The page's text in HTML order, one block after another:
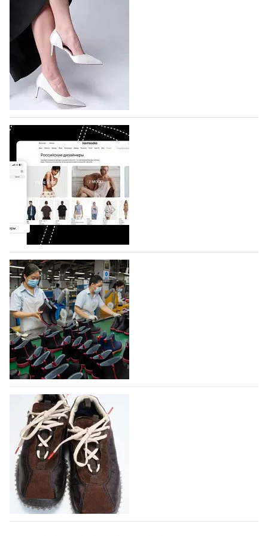
подано 1047 заявок
На участие в седьмой Московской неделе моды,
которая пройдет в российской столице с 26 сентября
по 1 октября, уже подано 1047 заявок. Примерно
половину из них (494) прислали дизайнеры,
коллекции которых не были представлены в…
07.08.2026 635
BALLINA представит свои новинки на Euro
Shoes
Компания BALLINA Guangzhou Lihuang Footwear
Co., Ltd., основанная в 2011 году и расположенная в
Гуанчжоу, столице моды Китая, является
профессиональной обувной компанией,
объединяющей разработку, производство и…
07.08.2026 493
На платформе Lamoda - новый раздел и
условия продвижения локальных
дизайнерских марок
Российский маркетплейс Lamoda решил обновить
раздел для продажи продукции локальных
дизайнерских марок одежды, обуви и аксессуаров.
Бренды также получат маркетинговую…
06.08.2026 660
Объем мирового производства обуви в
2025 году практически не увеличился
В 2025 году мировое производство обуви
практически не изменилось, зафиксировав
незначительный рост на 0,1% до 24,6 млрд пар, -
данные опубликованы в аналитическом вестнике
«Всемирный ежегодник обуви 2026», Португальской
ассоциацией…